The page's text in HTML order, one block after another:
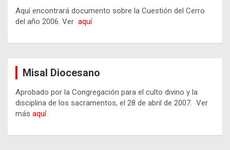
Aquí encontrará documento sobre la Cuestión del Cerro
del año 2006. Ver aquí
Misal Diocesano
Aprobado por la Congregación para el culto divino y la
disciplina de los sacramentos, el 28 de abril de 2007. Ver
más aquí